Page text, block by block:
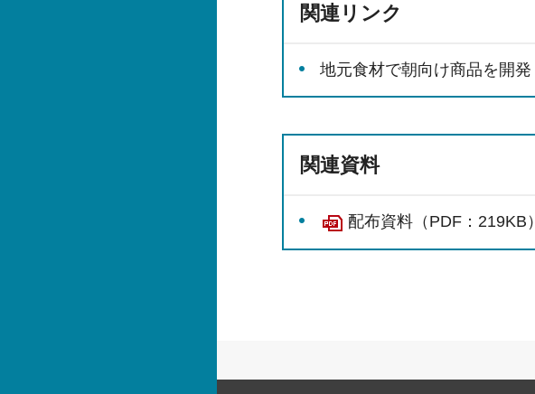
関連リンク
地元食材で朝向け商品を開発
関連資料
配布資料（PDF：219KB）